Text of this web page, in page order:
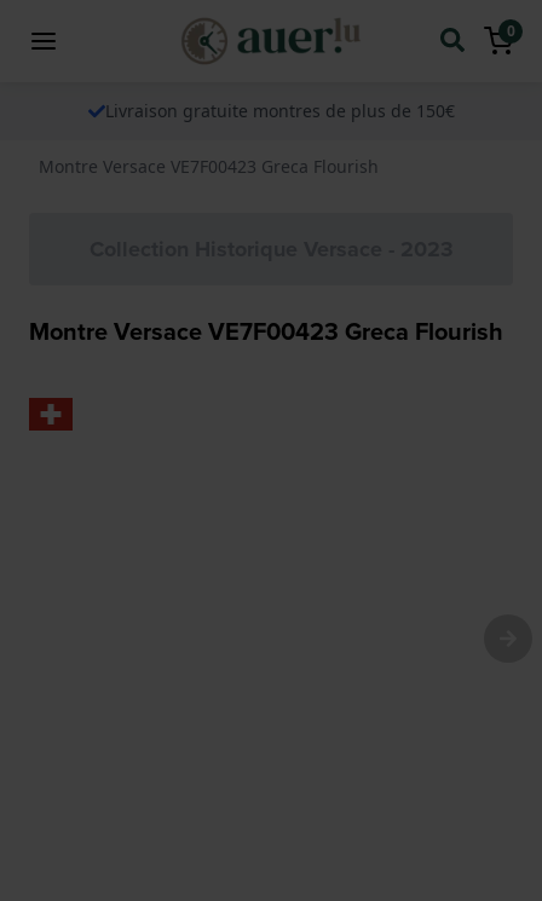
0
Livraison gratuite montres de plus de 150€
Montre Versace VE7F00423 Greca Flourish
Montre Versace VE7F00423 Greca Flourish